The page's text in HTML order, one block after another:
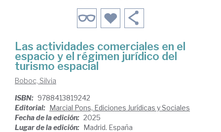
Las actividades comerciales en el
espacio y el régimen jurídico del
turismo espacial
Boboc, Silvia
ISBN: 9788413819242
Editorial: Marcial Pons, Ediciones Jurídicas y Sociales
Fecha de la edición: 2025
Lugar de la edición: Madrid. España